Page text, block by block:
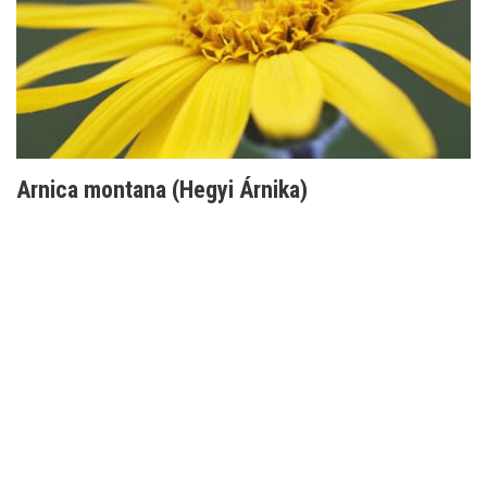
Arnica montana (Hegyi Árnika)